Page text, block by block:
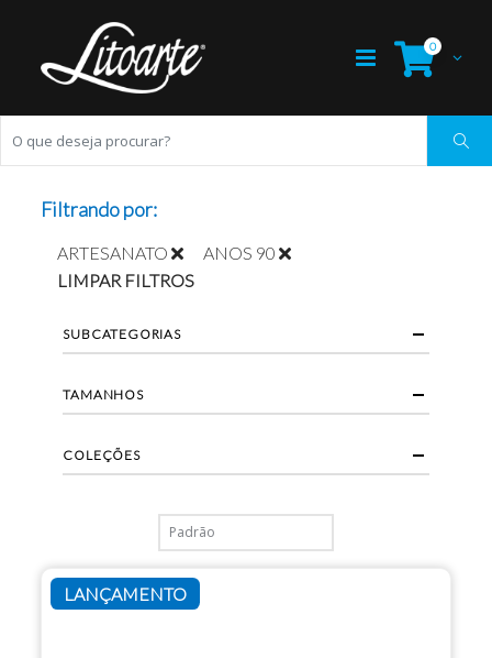
0
LANÇAMENTO
Filtrando por:
ARTESANATO
ANOS 90
LIMPAR FILTROS
SUBCATEGORIAS
TAMANHOS
COLEÇÕES